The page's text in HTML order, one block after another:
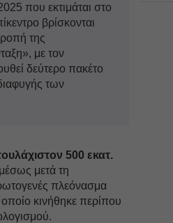
που εκτιμάται στο
βρίσκονται
της
με τον
δεύτερο πακέτο
των
500 εκατ.
μετά τη
πλεόνασμα
κινήθηκε περίπου